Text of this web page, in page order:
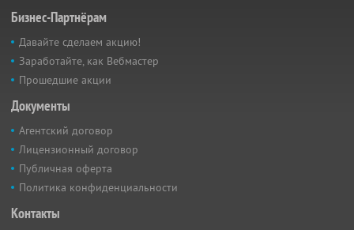
Бизнес-Партнёрам
Давайте сделаем акцию!
Заработайте, как Вебмастер
Прошедшие акции
Документы
Агентский договор
Лицензионный договор
Публичная оферта
Политика конфиденциальности
Контакты